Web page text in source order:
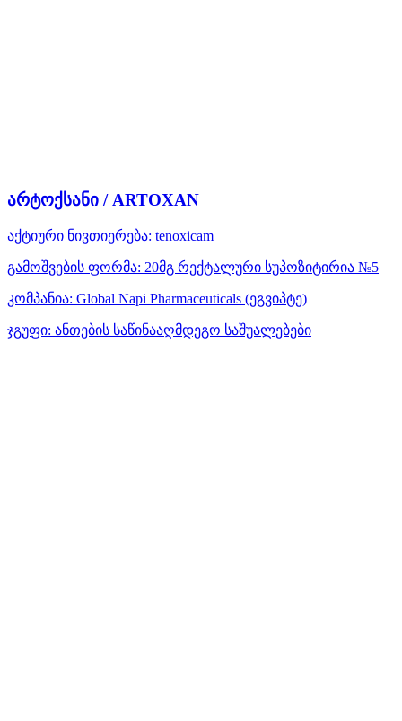
არტოქსანი / ARTOXAN
აქტიური ნივთიერება: tenoxicam
გამოშვების ფორმა: 20მგ რექტალური სუპოზიტირია №5
კომპანია: Global Napi Pharmaceuticals (ეგვიპტე)
ჯგუფი: ანთების საწინააღმდეგო საშუალებები